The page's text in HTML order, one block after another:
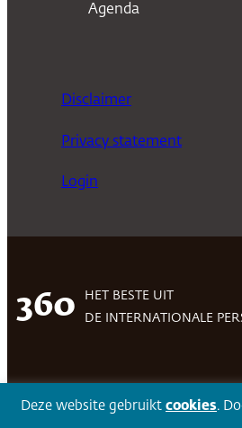
Agenda
Disclaimer
Privacy statement
Login
360
HET BESTE UIT
DE INTERNATIONALE
Deze website gebruikt cookies.